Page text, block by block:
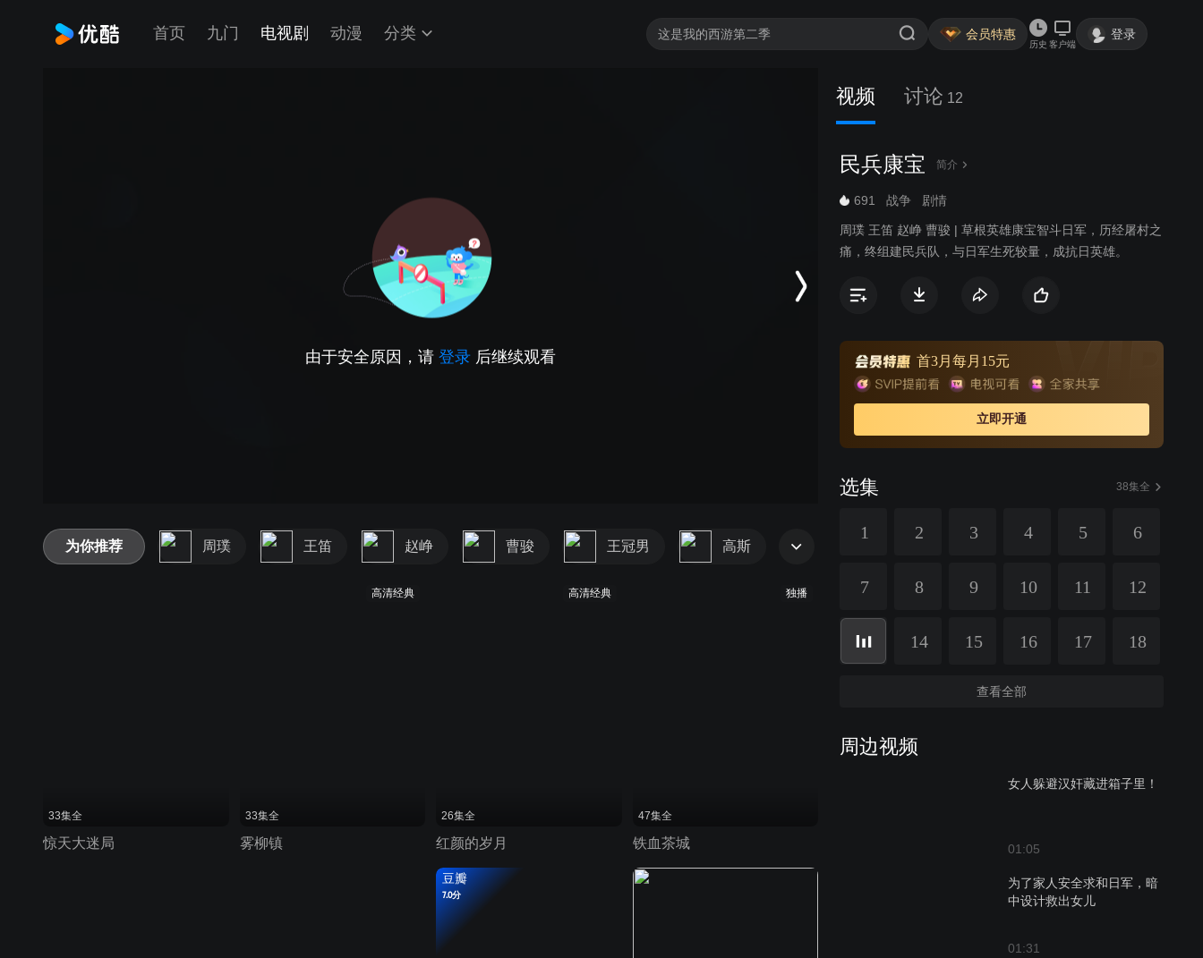
首页 九门 电视剧 动漫 分类 会员特惠
历史 客户端
登录
由于安全原因，请 登录 后继续观看
视频 讨论 12
民兵康宝 简介
691 战争 剧情
周璞 王笛 赵峥 曹骏 | 草根英雄康宝智斗日军，历经屠村之
痛，终组建民兵队，与日军生死较量，成抗日英雄。
首3月每月15元
立即开通
选集 38集全
1 2 3 4 5 6
7 8 9 10 11 12
14 15 16 17 18
查看全部
周边视频
女人躲避汉奸藏进箱子里！
01:05
为了家人安全求和日军，暗
中设计救出女儿
01:31
为你推荐 周璞 王笛 赵峥 曹骏 王冠男 高斯
33集全
惊天大迷局
高清经典
33集全
雾柳镇
高清经典
26集全
红颜的岁月
独播
47集全
铁血茶城
豆瓣
7.0分